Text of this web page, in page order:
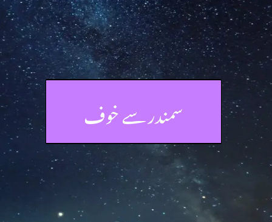
سمندر سے خوف